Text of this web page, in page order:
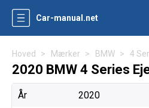
Car-manual.net
Hoved Mærker BMW 4
2020 BMW 4 Series
År 2020